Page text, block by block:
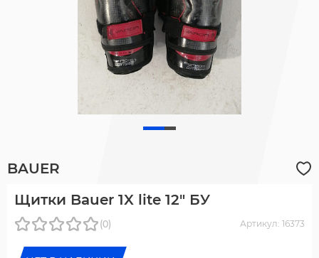
BAUER
Щитки Bauer 1X lite 12" БУ
(0) Артикул: 16373